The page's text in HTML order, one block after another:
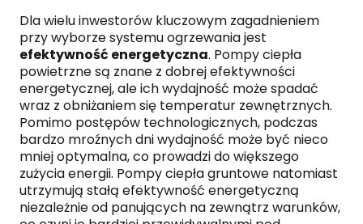
Dla wielu inwestorów kluczowym zagadnieniem
przy wyborze systemu ogrzewania jest
efektywność energetyczna. Pompy ciepła
powietrzne są znane z dobrej efektywności
energetycznej, ale ich wydajność może spadać
wraz z obniżaniem się temperatur zewnętrznych.
Pomimo postępów technologicznych, podczas
bardzo mroźnych dni wydajność może być nieco
mniej optymalna, co prowadzi do większego
zużycia energii. Pompy ciepła gruntowe natomiast
utrzymują stałą efektywność energetyczną
niezależnie od panujących na zewnątrz warunków,